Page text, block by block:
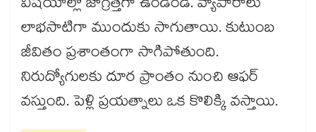
లాభసాటిగా ముందుకు సాగుతాయి. కుటుంబ
జీవితం ప్రశాంతంగా సాగిపోతుంది.
నిరుద్యోగులకు దూర ప్రాంతం నుంచి ఆఫర్
వస్తుంది. పెళ్లి ప్రయత్నాలు ఒక కొలిక్కి వస్తాయి.